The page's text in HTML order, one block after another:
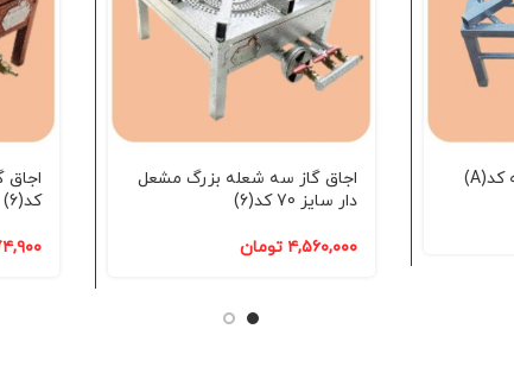
اجاق گاز سه شعله بزرگ مشعل
دار سایز 70 کد(6)
۴,۵۶۰,۰۰۰ تومان
کد(6)